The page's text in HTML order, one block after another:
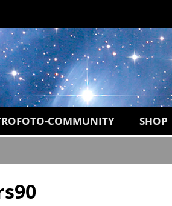
COMMUNITY SHOP